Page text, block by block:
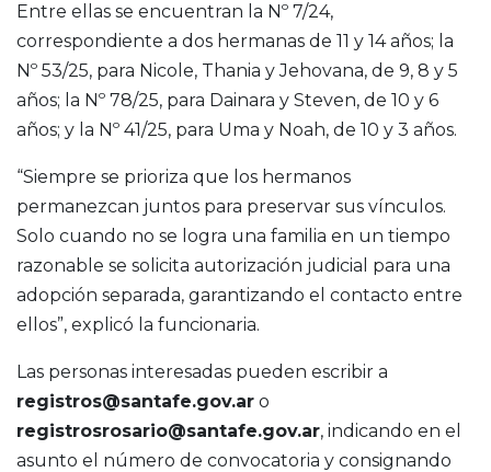
Entre ellas se encuentran la Nº 7/24,
correspondiente a dos hermanas de 11 y 14 años; la
Nº 53/25, para Nicole, Thania y Jehovana, de 9, 8 y 5
años; la Nº 78/25, para Dainara y Steven, de 10 y 6
años; y la Nº 41/25, para Uma y Noah, de 10 y 3 años.
“Siempre se prioriza que los hermanos
permanezcan juntos para preservar sus vínculos.
Solo cuando no se logra una familia en un tiempo
razonable se solicita autorización judicial para una
adopción separada, garantizando el contacto entre
ellos”, explicó la funcionaria.
Las personas interesadas pueden escribir a
registros@santafe.gov.ar o
registrosrosario@santafe.gov.ar, indicando en el
asunto el número de convocatoria y consignando